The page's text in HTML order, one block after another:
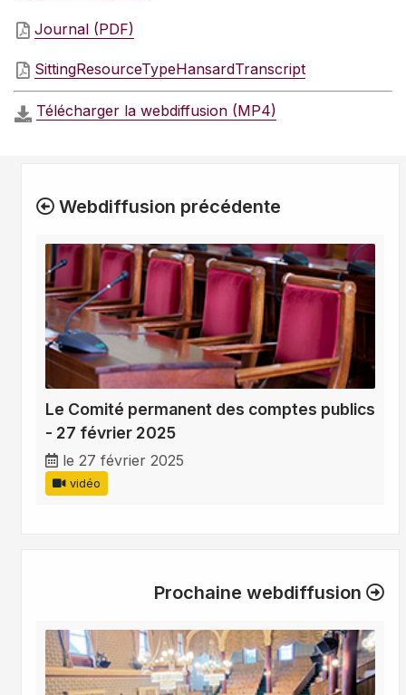
Journal (PDF)
SittingResourceTypeHansardTranscript
Télécharger la webdiffusion (MP4)
Webdiffusion précédente
Le Comité permanent des comptes publics
- 27 février 2025
le 27 février 2025
vidéo
Prochaine webdiffusion